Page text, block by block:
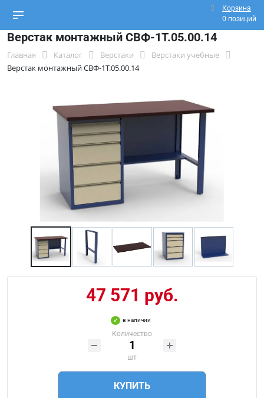
Корзина
0 позиций
Верстак монтажный СВФ-1Т.05.00.14
Главная Каталог Верстаки
Верстаки учебные
Верстак монтажный СВФ-1Т.05.00.14
47 571 руб.
в наличии
Количество
шт
КУПИТЬ